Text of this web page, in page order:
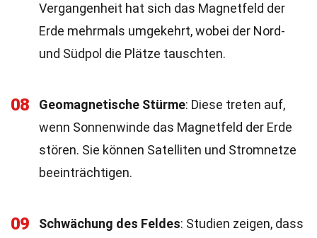
Vergangenheit hat sich das Magnetfeld der
Erde mehrmals umgekehrt, wobei der Nord-
und Südpol die Plätze tauschten.
08 Geomagnetische Stürme: Diese treten auf,
wenn Sonnenwinde das Magnetfeld der Erde
stören. Sie können Satelliten und Stromnetze
beeinträchtigen.
09 Schwächung des Feldes: Studien zeigen, dass